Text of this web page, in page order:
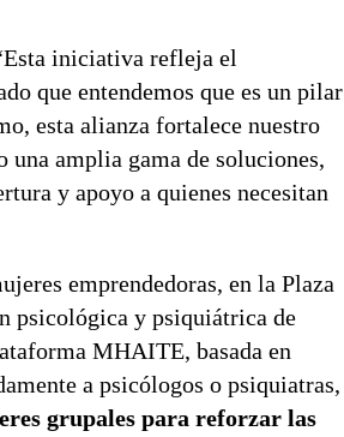
iniciativa refleja el
que entendemos que es un pilar
esta alianza fortalece nuestro
amplia gama de soluciones,
y apoyo a quienes necesitan
emprendedoras, en la Plaza
psicológica y psiquiátrica de
MHAITE, basada en
a psicólogos o psiquiatras,
grupales para reforzar las